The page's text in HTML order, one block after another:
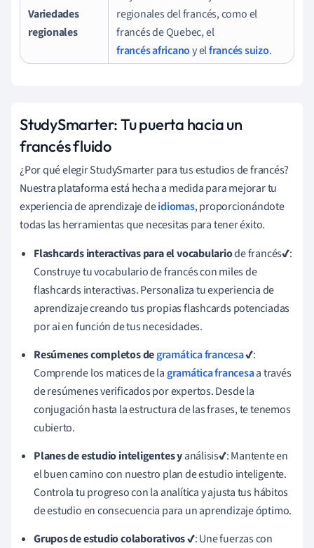
Variedades
regionales
regionales del francés, como el
francés de Quebec, el
francés africanoy elfrancés suizo.
StudySmarter: Tu puerta hacia un
francés fluido
¿Por qué elegir StudySmarter para tus estudios de francés?
Nuestra plataforma está hecha a medida para mejorar tu
experiencia de aprendizaje deidiomas, proporcionándote
todas las herramientas que necesitas para tener éxito.
Flashcards interactivas para el vocabulariode francés✔:
Construye tu vocabulario de francés con miles de
flashcards interactivas. Personaliza tu experiencia de
aprendizaje creando tus propias flashcards potenciadas
por ai en función de tus necesidades.
Resúmenes completos degramática francesa✔:
Comprende los matices de la gramática francesaa través
de resúmenes verificados por expertos. Desde la
conjugación hasta la estructura de las frases, te tenemos
cubierto.
Planes de estudio inteligentes yanálisis✔: Mantente en
el buen camino con nuestro plan de estudio inteligente.
Controla tu progreso con la analítica y ajusta tus hábitos
de estudio en consecuencia para un aprendizaje óptimo.
Grupos de estudio colaborativos✔: Une fuerzas con